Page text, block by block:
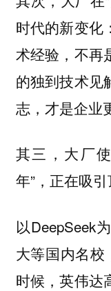
时代的新变化
术经验，不再
的独到技术见
志，才是企业
其三，大厂
年”，正在吸
以DeepSeek
大等国内名校
时候，英伟达